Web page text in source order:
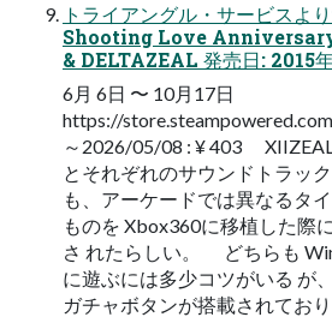
トライアングル・サービスよ
Shooting Love
& DELTAZEAL 発売日: 2015
6月 6日 〜 10月17日
https://
～2026/05/08 : ¥ 403 XIIZEAL
とそれぞれのサウンドトラッ
も、アーケードでは異なるタ
ものを Xbox360に移植した際
さ れたらしい。 どちらも
に遊ぶには多少コツがいる が
ガチャボタンが搭載されてお